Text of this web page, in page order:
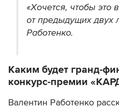
«Хочется, чтобы это
от предыдущих двух
Работенко.
Каким будет гранд-
конкурс-премии
Валентин Работенко